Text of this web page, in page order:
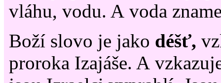
vláhu, vodu. A voda
Boží slovo je jako déšť,
proroka Izajáše. A